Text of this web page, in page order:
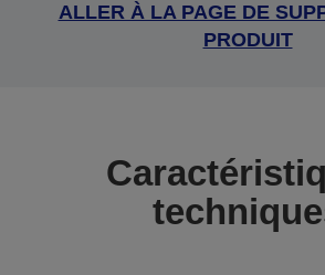
ALLER À LA PAGE DE
PRODUIT